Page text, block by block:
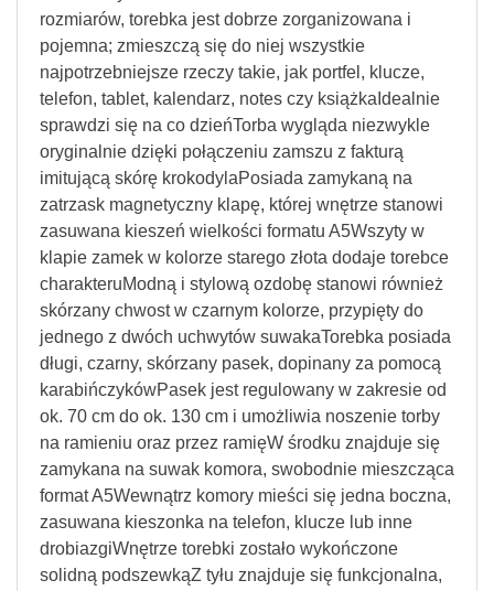
rozmiarów, torebka jest dobrze zorganizowana i
pojemna; zmieszczą się do niej wszystkie
najpotrzebniejsze rzeczy takie, jak portfel, klucze,
telefon, tablet, kalendarz, notes czy książkaIdealnie
sprawdzi się na co dzieńTorba wygląda niezwykle
oryginalnie dzięki połączeniu zamszu z fakturą
imitującą skórę krokodylaPosiada zamykaną na
zatrzask magnetyczny klapę, której wnętrze stanowi
zasuwana kieszeń wielkości formatu A5Wszyty w
klapie zamek w kolorze starego złota dodaje torebce
charakteruModną i stylową ozdobę stanowi również
skórzany chwost w czarnym kolorze, przypięty do
jednego z dwóch uchwytów suwakaTorebka posiada
długi, czarny, skórzany pasek, dopinany za pomocą
karabińczykówPasek jest regulowany w zakresie od
ok. 70 cm do ok. 130 cm i umożliwia noszenie torby
na ramieniu oraz przez ramięW środku znajduje się
zamykana na suwak komora, swobodnie mieszcząca
format A5Wewnątrz komory mieści się jedna boczna,
zasuwana kieszonka na telefon, klucze lub inne
drobiazgiWnętrze torebki zostało wykończone
solidną podszewkąZ tyłu znajduje się funkcjonalna,